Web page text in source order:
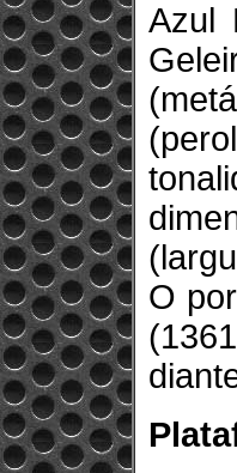
Azul
O